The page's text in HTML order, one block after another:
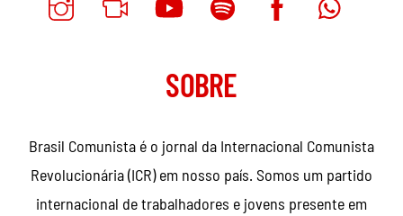
SOBRE
Brasil Comunista é o jornal da Internacional Comunista
Revolucionária (ICR) em nosso país. Somos um partido
internacional de trabalhadores e jovens presente em